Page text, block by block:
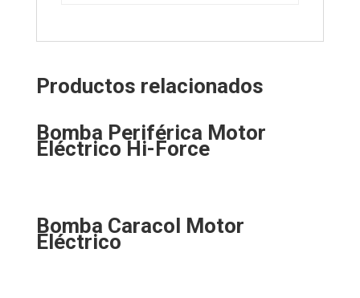
Productos relacionados
Bomba Periférica Motor
Eléctrico Hi-Force
Bomba Caracol Motor
Eléctrico